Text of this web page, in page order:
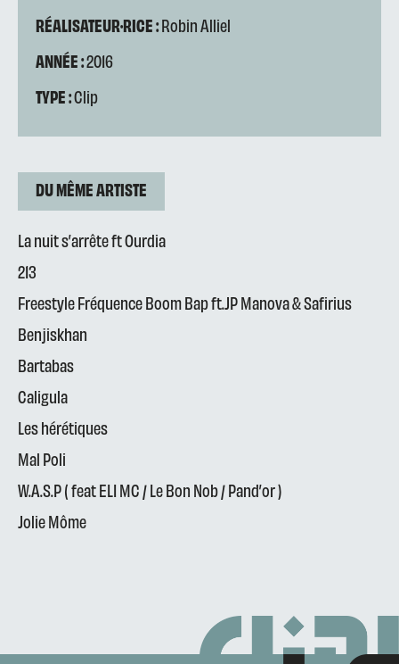
RÉALISATEUR·RICE :Robin Alliel
ANNÉE :2016
TYPE :Clip
DU MÊME ARTISTE
La nuit s’arrête ft Ourdia
213
Freestyle Fréquence Boom Bap ft.JP Manova & Safirius
Benjiskhan
Bartabas
Caligula
Les hérétiques
Mal Poli
W.A.S.P ( feat ELI MC / Le Bon Nob / Pand’or )
Jolie Môme